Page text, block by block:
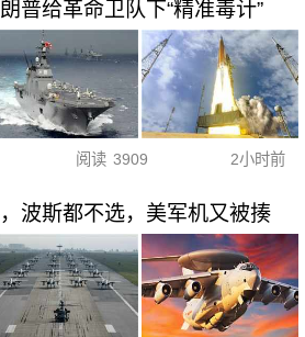
普给革命卫队下“精准毒计”
阅读 3909 2小时前
波斯都不选，美军机又被揍